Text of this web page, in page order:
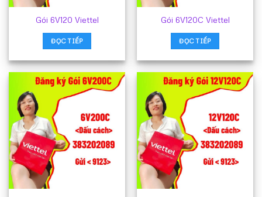
Gói 6V120 Viettel
ĐỌC TIẾP
Gói 6V120C Viettel
ĐỌC TIẾP